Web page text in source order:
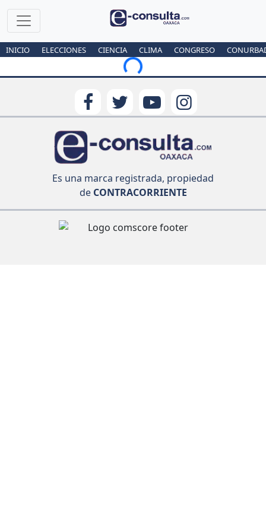
INICIO ELECCIONES CIENCIA CLIMA CONGRESO
Loading...
Es una marca registrada, propiedad
deCONTRACORRIENTE